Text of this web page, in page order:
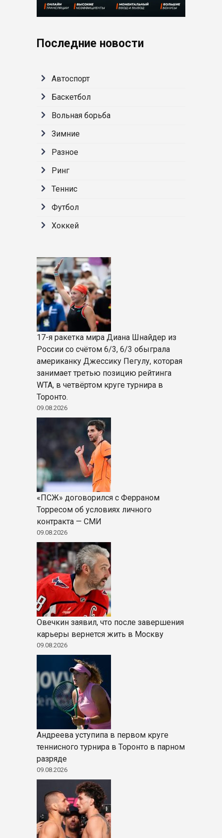
Последние новости
Автоспорт
Баскетбол
Вольная борьба
Зимние
Разное
Ринг
Теннис
Футбол
Хоккей
17-я ракетка мира Диана Шнайдер из
России со счётом 6/3, 6/3 обыграла
американку Джессику Пегулу, которая
занимает третью позицию рейтинга
WTA, в четвёртом круге турнира в
Торонто.
09.08.2026
«ПСЖ» договорился с Ферраном
Торресом об условиях личного
контракта — СМИ
09.08.2026
Овечкин заявил, что после завершения
карьеры вернется жить в Москву
09.08.2026
Андреева уступипа в первом круге
теннисного турнира в Торонто в парном
разряде
09.08.2026